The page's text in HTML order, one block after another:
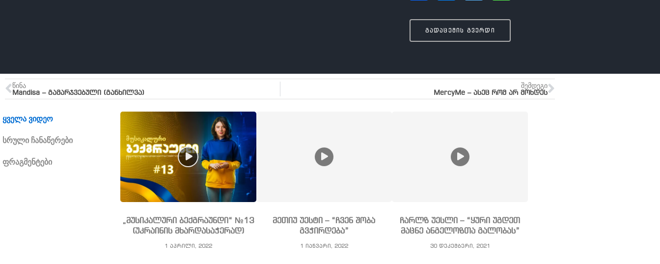
გადაცემის გვერდი
ᲬᲘᲜᲐ
Mandisa – გამარჯვებული (განხილვა)
ᲨᲔᲛᲓᲔᲒᲘ
MercyMe – ასეც რომ არ მოხდეს
ყველა ვიდეო
სრული ჩანაწერები
ფრაგმენტები
„მუსიკალური ბექგრაუნდი“ №13
(უკრაინის მხარდასაჭერად)
1 აპრილი, 2022
მეთიუ უესტი – “ჩვენ შობა
გვჭირდება”
1 იანვარი, 2022
ჩარლზ უესლი – “ყური უგდეთ
მაცნე ანგელოზთა გალობას”
30 დეკემბერი, 2021